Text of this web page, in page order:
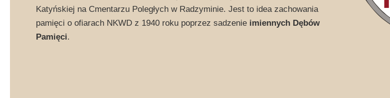
Katyńskiej na Cmentarzu Poległych w Radzyminie. Jest to idea zachowania
pamięci o ofiarach NKWD z 1940 roku poprzez sadzenie imiennych Dębów
Pamięci.